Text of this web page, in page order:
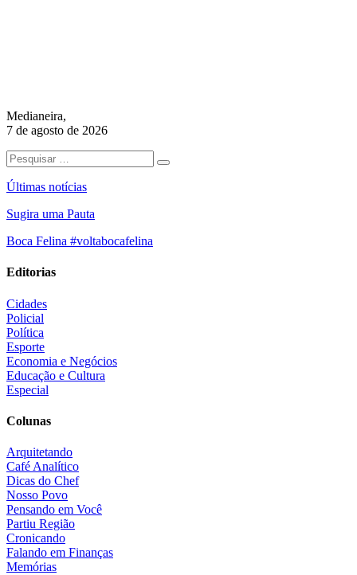
Medianeira,
7 de agosto de 2026
Últimas notícias
Sugira uma Pauta
Boca Felina #voltabocafelina
Editorias
Cidades
Policial
Política
Esporte
Economia e Negócios
Educação e Cultura
Especial
Colunas
Arquitetando
Café Analítico
Dicas do Chef
Nosso Povo
Pensando em Você
Partiu Região
Cronicando
Falando em Finanças
Memórias